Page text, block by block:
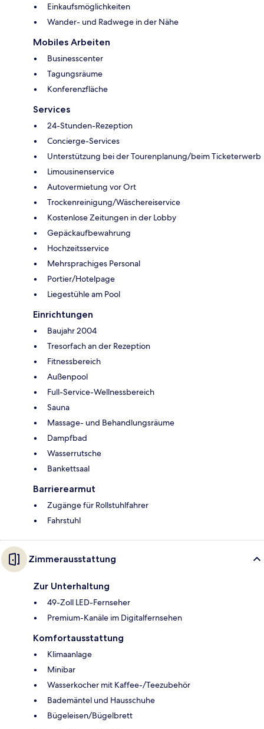
Einkaufsmöglichkeiten
Wander- und Radwege in der Nähe
Mobiles Arbeiten
Businesscenter
Tagungsräume
Konferenzfläche
Services
24-Stunden-Rezeption
Concierge-Services
Unterstützung bei der Tourenplanung/beim Ticketerwerb
Limousinenservice
Autovermietung vor Ort
Trockenreinigung/Wäschereiservice
Kostenlose Zeitungen in der Lobby
Gepäckaufbewahrung
Hochzeitsservice
Mehrsprachiges Personal
Portier/Hotelpage
Liegestühle am Pool
Einrichtungen
Baujahr 2004
Tresorfach an der Rezeption
Fitnessbereich
Außenpool
Full-Service-Wellnessbereich
Sauna
Massage- und Behandlungsräume
Dampfbad
Wasserrutsche
Bankettsaal
Barrierearmut
Zugänge für Rollstuhlfahrer
Fahrstuhl
Zimmerausstattung
Zur Unterhaltung
49-Zoll LED-Fernseher
Premium-Kanäle im Digitalfernsehen
Komfortausstattung
Klimaanlage
Minibar
Wasserkocher mit Kaffee-/Teezubehör
Bademäntel und Hausschuhe
Bügeleisen/Bügelbrett